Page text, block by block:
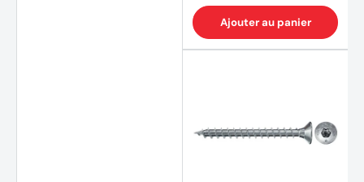
Ajouter au panier